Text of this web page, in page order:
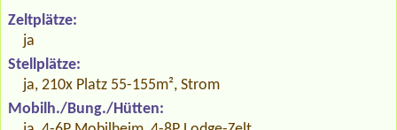
Zeltplätze:
ja
Stellplätze:
ja, 210x Platz 55-155m², Strom
Mobilh./Bung./Hütten: